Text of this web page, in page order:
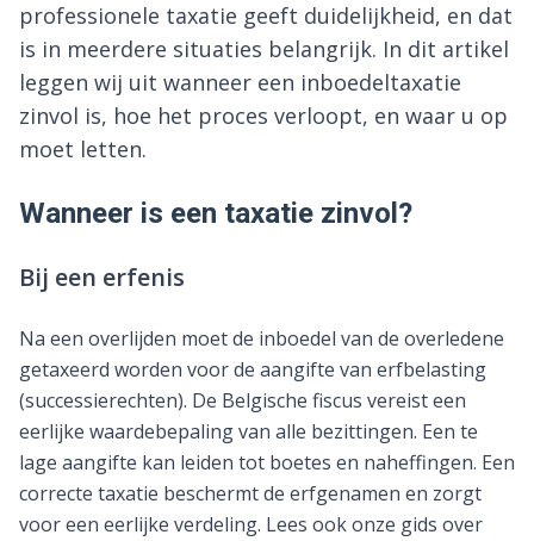
professionele taxatie geeft duidelijkheid, en dat
is in meerdere situaties belangrijk. In dit artikel
leggen wij uit wanneer een inboedeltaxatie
zinvol is, hoe het proces verloopt, en waar u op
moet letten.
Wanneer is een taxatie zinvol?
Bij een erfenis
Na een overlijden moet de inboedel van de overledene
getaxeerd worden voor de aangifte van erfbelasting
(successierechten). De Belgische fiscus vereist een
eerlijke waardebepaling van alle bezittingen. Een te
lage aangifte kan leiden tot boetes en naheffingen. Een
correcte taxatie beschermt de erfgenamen en zorgt
voor een eerlijke verdeling. Lees ook onze gids over